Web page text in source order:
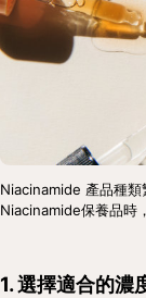
Niacinamide 產品種類
Niacinamide保養品時
1. 選擇適合的濃